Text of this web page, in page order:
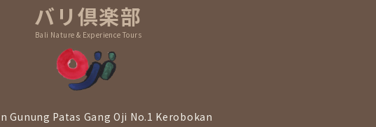
バリ倶楽部
Bali Nature & Experience Tours
Gunung Patas Gang Oji No.1 Kerobokan